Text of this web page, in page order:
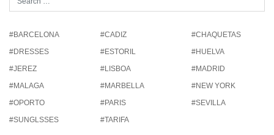
#BARCELONA #CADIZ
#CHAQUETAS
#DRESSES
#ESTORIL
#HUELVA
#JEREZ
#LISBOA
#MADRID
#MALAGA
#MARBELLA
#NEW YORK
#OPORTO
#PARIS
#SEVILLA
#SUNGLSSES
#TARIFA